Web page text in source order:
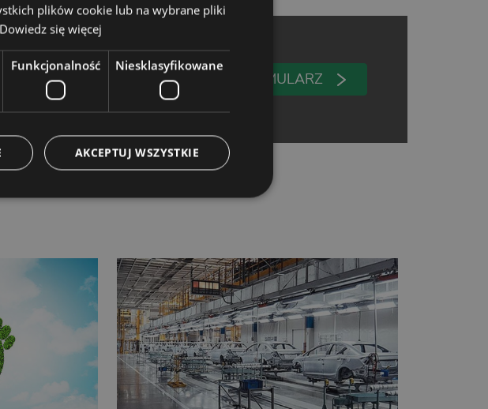
DO
WYPEŁNIJ FORMULARZ
plików cookie lub na wybrane pliki
Dowiedz się więcej
Funkcjonalność Niesklasyfikowane
AKCEPTUJ WSZYSTKIE